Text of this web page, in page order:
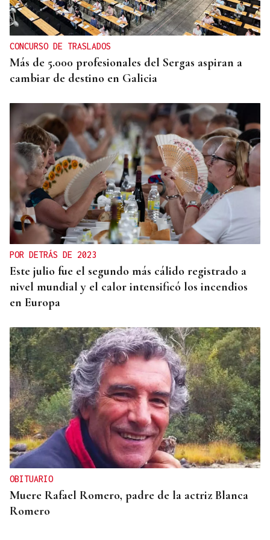
Un motorista en estado grave tras una colisión en
Velle
CONCURSO DE TRASLADOS
Más de 5.000 profesionales del Sergas aspiran a
cambiar de destino en Galicia
POR DETRÁS DE 2023
Este julio fue el segundo más cálido registrado a
nivel mundial y el calor intensificó los incendios
en Europa
OBITUARIO
Muere Rafael Romero, padre de la actriz Blanca
Romero